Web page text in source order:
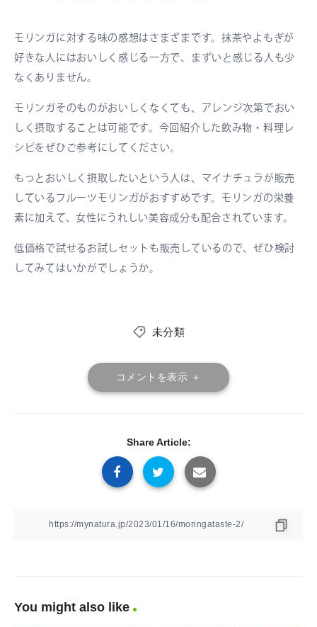
モリンガに対する味の感想はさまざまです。抹茶やよもぎが
好きな人にはおいしく感じる一方で、まずいと感じる人も少
なくありません。
モリンガそのものがおいしくなくても、アレンジ次第でおい
しく摂取することは可能です。今回紹介した飲み物・料理レ
シピをぜひご参考にしてください。
もっとおいしく摂取したいという人は、マイナチュラが販売
しているフルーツモリンガがおすすめです。モリンガの栄養
素に加えて、女性にうれしい美容成分も配合されています。
低価格で試せるお試しセットも販売しているので、ぜひ検討
してみてはいかがでしょうか。
未分類
コメントを表示 ＋
Share Article:
You might also like